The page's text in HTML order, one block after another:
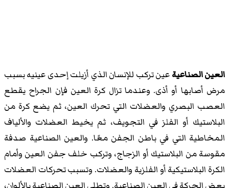
العين الصناعيةعين تركب للإنسان الذي أزيلت إحدى عينيه بسبب
مرض أصابها أو أذى. وعندما تزال كرة العين فإن الجراح يقطع
العصب البصري والعضلات التي تحرك العين، ثم يضع كرة من
البلاستيك أو الفلز في التجويف، ثم يخيط العضلات والألياف
المخاطية التي في باطن الجفن معًا. والعين الصناعية صدفة
مقوسة من البلاستيك أو الزجاج، وتركب خلف جفن العين وأمام
الكرة البلاستيكية أو الفلزية والعضلات. وتسبب تحركات العضلات